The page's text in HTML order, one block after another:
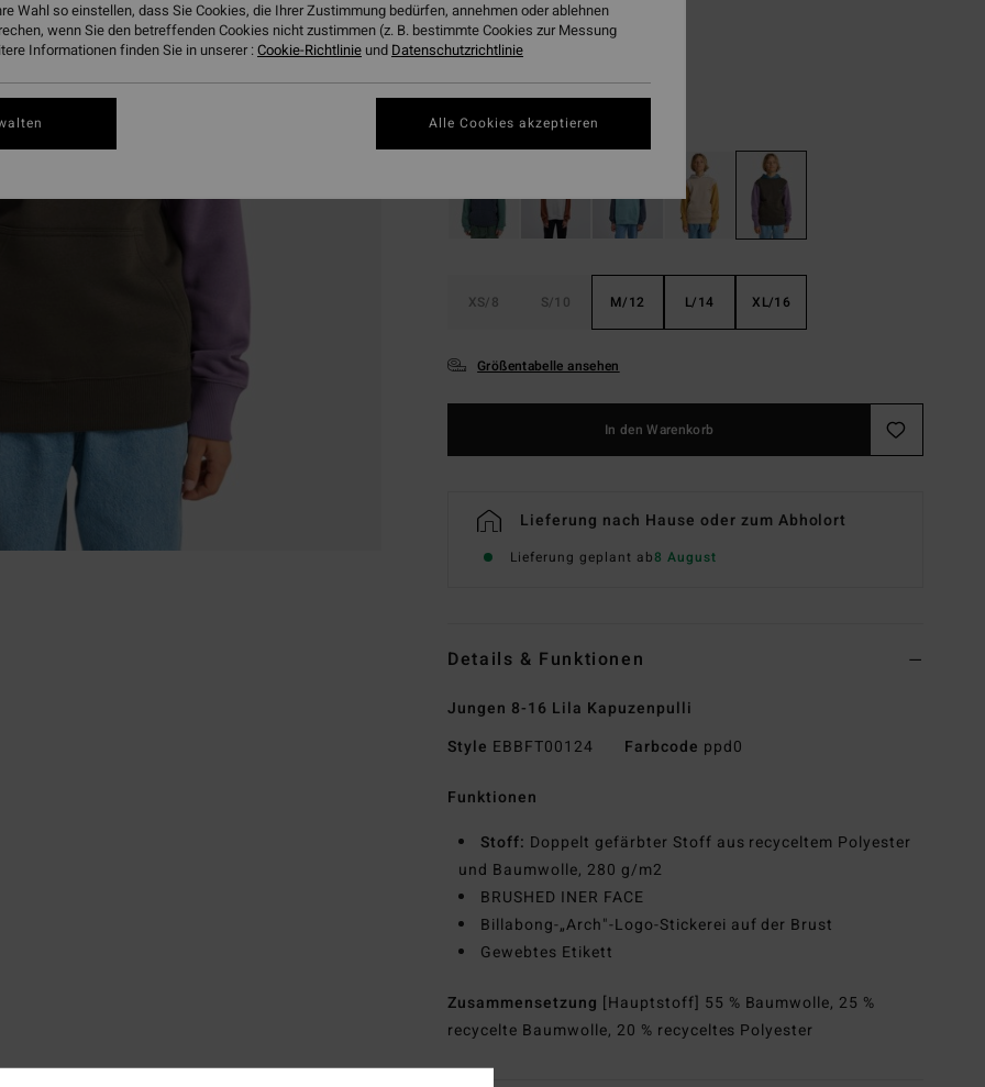
SALE
DOPPELTER RABATT EXTRA 25%
FarbeDusty Grape
XS/8 S/10 M/12 L/14 XL/16
Größentabelle ansehen
In den Warenkorb
Lieferung nach Hause oder zum Abholort
Lieferung geplant ab8 August
Details & Funktionen
Jungen 8-16 Lila Kapuzenpulli
Style EBBFT00124 Farbcode ppd0
Funktionen
Stoff: Doppelt gefärbter Stoff aus recyceltem Polyester
und Baumwolle, 280 g/m2
BRUSHED INER FACE
Billabong-„Arch"-Logo-Stickerei auf der Brust
Gewebtes Etikett
Zusammensetzung [Hauptstoff] 55 % Baumwolle, 25 %
recycelte Baumwolle, 20 % recyceltes Polyester
Wahl so einstellen, dass Sie Cookies, die Ihrer Zustimmung bedürfen, annehmen oder ablehnen
wenn Sie den betreffenden Cookies nicht zustimmen (z. B. bestimmte Cookies zur Messung
Informationen finden Sie in unserer :Cookie-Richtlinie und Datenschutzrichtlinie
Alle Cookies akzeptieren